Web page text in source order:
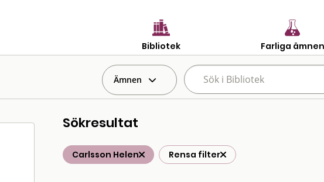
Bibliotek Farliga ämnen
Ämnen
Sökresultat
Carlsson Helen Rensa filter